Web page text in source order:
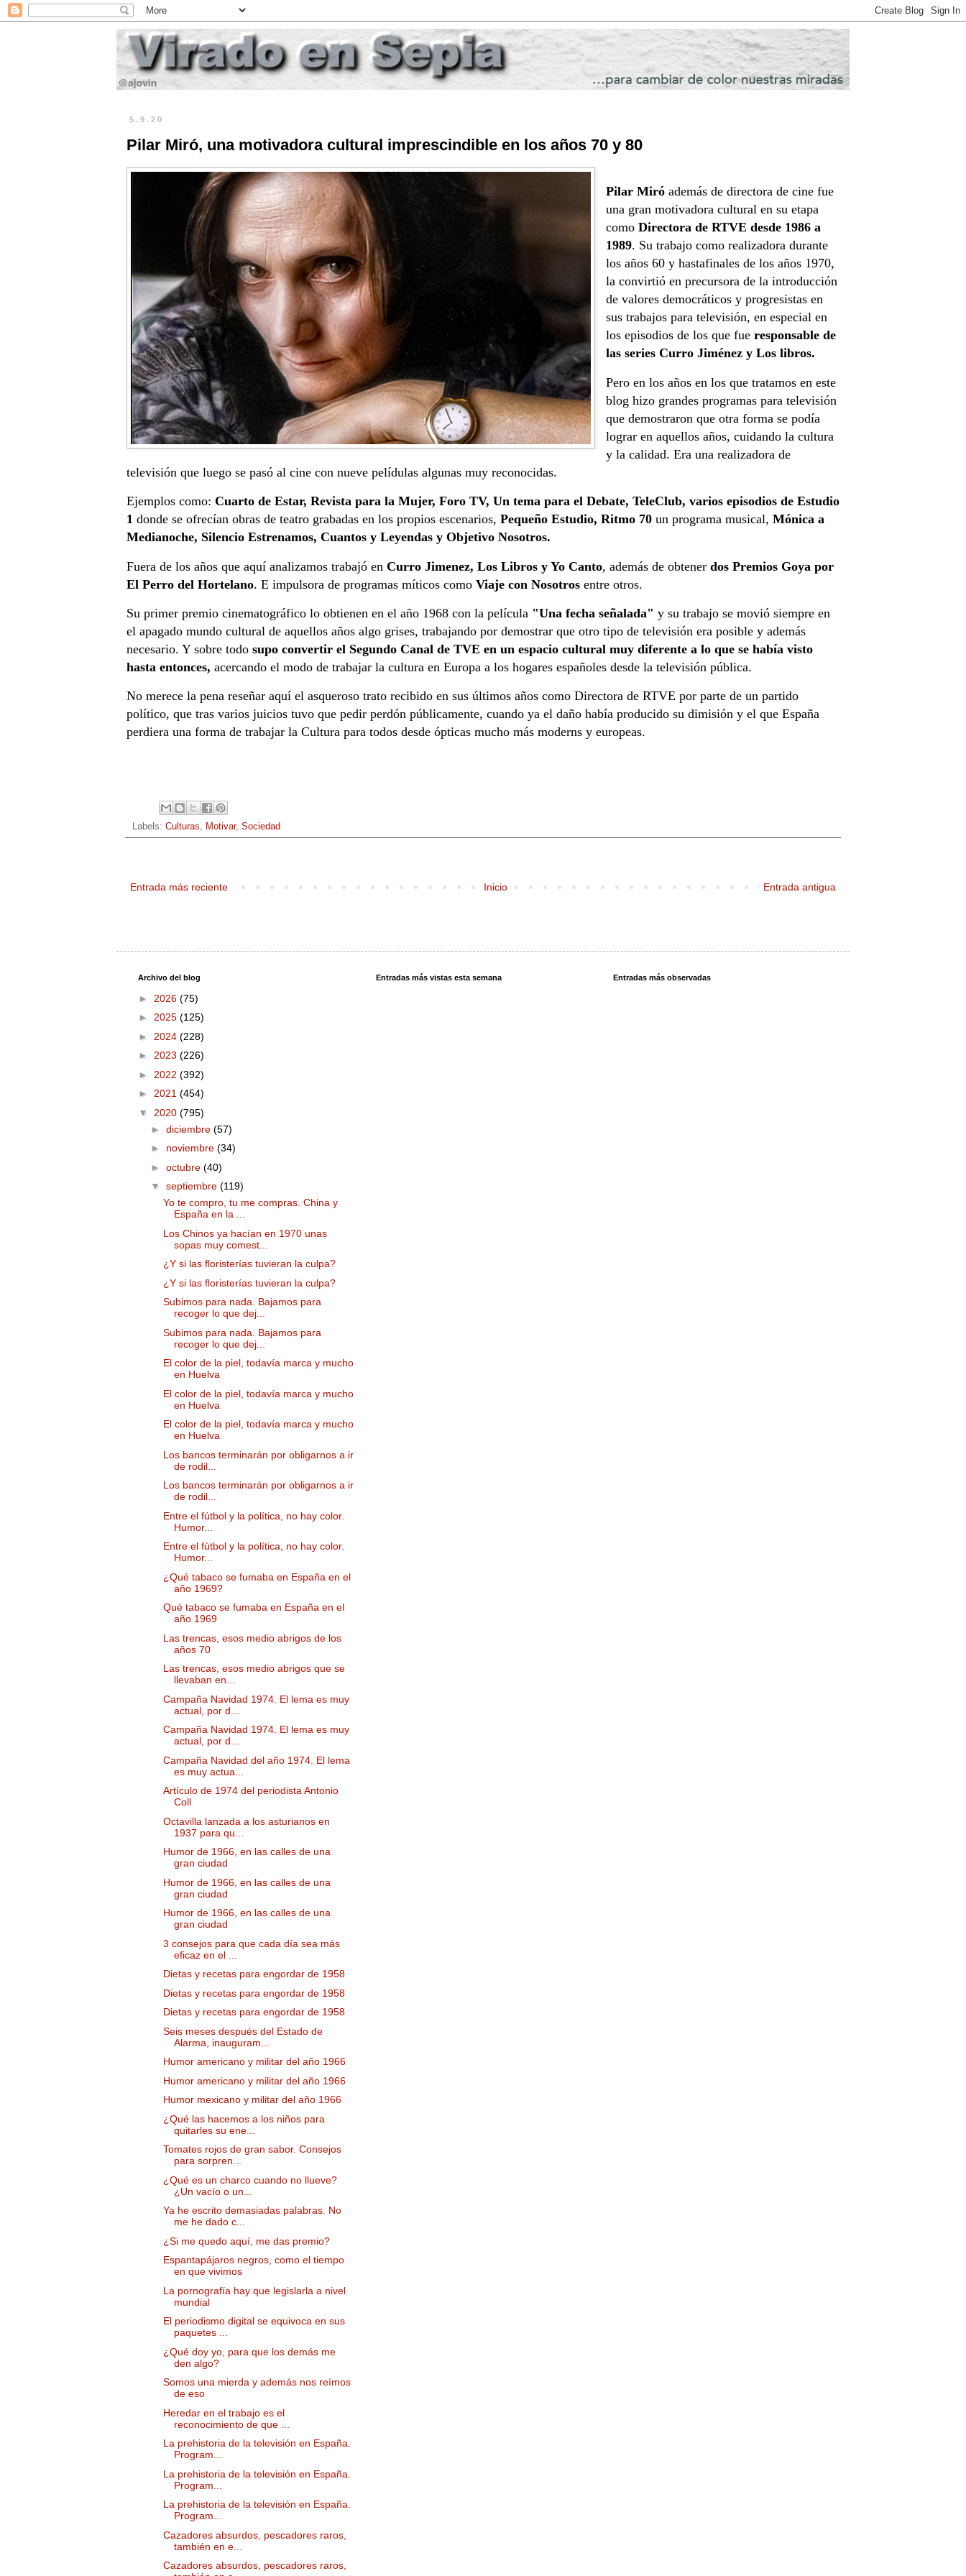
5.9.20
Pilar Miró, una motivadora cultural imprescindible en los años 70 y 80
Pilar Miró además de directora de cine fue
una gran motivadora cultural en su etapa
comoDirectora de RTVE desde 1986 a
1989. Su trabajo como realizadora durante
los años 60 y hastafinales de los años 1970,
la convirtió en precursora de la introducción
de valores democráticos y progresistas en
sus trabajos para televisión, en especial en
los episodios de los que fueresponsable de
las series Curro Jiménez y Los libros.
Pero en los años en los que tratamos en este
blog hizo grandes programas para televisión
que demostraron que otra forma se podía
lograr en aquellos años, cuidando la cultura
y la calidad. Era una realizadora de
televisión que luego se pasó al cine con nueve pelídulas algunas muy reconocidas.
Ejemplos como: Cuarto de Estar, Revista para la Mujer, Foro TV, Un tema para el Debate, TeleClub, varios episodios de Estudio
1 donde se ofrecían obras de teatro grabadas en los propios escenarios, Pequeño Estudio, Ritmo 70 un programa musical, Mónica a
Medianoche, Silencio Estrenamos, Cuantos y Leyendas y Objetivo Nosotros.
Fuera de los años que aquí analizamos trabajó en Curro Jimenez, Los Libros y Yo Canto, además de obtener dos Premios Goya por
El Perro del Hortelano. E impulsora de programas míticos como Viaje con Nosotros entre otros.
Su primer premio cinematográfico lo obtienen en el año 1968 con la película "Una fecha señalada" y su trabajo se movió siempre en
el apagado mundo cultural de aquellos años algo grises, trabajando por demostrar que otro tipo de televisión era posible y además
necesario. Y sobre todo supo convertir el Segundo Canal de TVE en un espacio cultural muy diferente a lo que se había visto
hasta entonces, acercando el modo de trabajar la cultura en Europa a los hogares españoles desde la televisión pública.
No merece la pena reseñar aquí el asqueroso trato recibido en sus últimos años como Directora de RTVE por parte de un partido
político, que tras varios juicios tuvo que pedir perdón públicamente, cuando ya el daño había producido su dimisión y el que España
perdiera una forma de trabajar la Cultura para todos desde ópticas mucho más moderns y europeas.
Labels: Culturas, Motivar, Sociedad
Entrada más reciente Entrada antigua
Inicio
Archivo del blog
► 2026 (75)
► 2025 (125)
► 2024 (228)
► 2023 (226)
► 2022 (392)
► 2021 (454)
▼ 2020 (795)
► diciembre (57)
► noviembre (34)
► octubre (40)
▼ septiembre (119)
Yo te compro, tu me compras. China y
España en la ...
Los Chinos ya hacían en 1970 unas
sopas muy comest...
¿Y si las floristerías tuvieran la culpa?
¿Y si las floristerías tuvieran la culpa?
Subimos para nada. Bajamos para
recoger lo que dej...
Subimos para nada. Bajamos para
recoger lo que dej...
El color de la piel, todavía marca y mucho
en Huelva
El color de la piel, todavía marca y mucho
en Huelva
El color de la piel, todavía marca y mucho
en Huelva
Los bancos terminarán por obligarnos a ir
de rodil...
Los bancos terminarán por obligarnos a ir
de rodil...
Entre el fútbol y la política, no hay color.
Humor...
Entre el fútbol y la política, no hay color.
Humor...
¿Qué tabaco se fumaba en España en el
año 1969?
Qué tabaco se fumaba en España en el
año 1969
Las trencas, esos medio abrigos de los
años 70
Las trencas, esos medio abrigos que se
llevaban en...
Campaña Navidad 1974. El lema es muy
actual, por d...
Campaña Navidad 1974. El lema es muy
actual, por d...
Campaña Navidad del año 1974. El lema
es muy actua...
Artículo de 1974 del periodista Antonio
Coll
Octavilla lanzada a los asturianos en
1937 para qu...
Humor de 1966, en las calles de una
gran ciudad
Humor de 1966, en las calles de una
gran ciudad
Humor de 1966, en las calles de una
gran ciudad
3 consejos para que cada día sea más
eficaz en el ...
Dietas y recetas para engordar de 1958
Dietas y recetas para engordar de 1958
Dietas y recetas para engordar de 1958
Seis meses después del Estado de
Alarma, inauguram...
Humor americano y militar del año 1966
Humor americano y militar del año 1966
Humor mexicano y militar del año 1966
¿Qué las hacemos a los niños para
quitarles su ene...
Tomates rojos de gran sabor. Consejos
para sorpren...
¿Qué es un charco cuando no llueve?
¿Un vacío o un...
Ya he escrito demasiadas palabras. No
me he dado c...
¿Si me quedo aquí, me das premio?
Espantapájaros negros, como el tiempo
en que vivimos
La pornografía hay que legislarla a nivel
mundial
El periodismo digital se equivoca en sus
paquetes ...
¿Qué doy yo, para que los demás me
den algo?
Somos una mierda y además nos reímos
de eso
Heredar en el trabajo es el
reconocimiento de que ...
La prehistoria de la televisión en España.
Program...
La prehistoria de la televisión en España.
Program...
La prehistoria de la televisión en España.
Program...
Cazadores absurdos, pescadores raros,
también en e...
Cazadores absurdos, pescadores raros,
Entradas más vistas esta semana Entradas más observadas